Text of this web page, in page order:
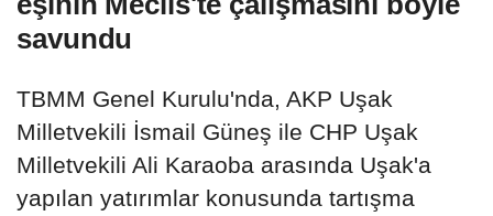
savundu
TBMM Genel Kurulu'nda, AKP Uşak
Milletvekili İsmail Güneş ile CHP Uşak
Milletvekili Ali Karaoba arasında Uşak'a
yapılan yatırımlar konusunda tartışma